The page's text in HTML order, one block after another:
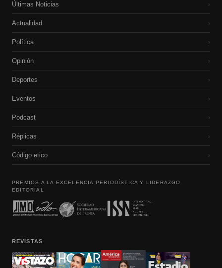
Últimas Noticias ›
Actualidad ›
Política ›
Opinión ›
Deportes ›
Eventos ›
Podcast ›
Réplicas ›
Código etico ›
PREMIOS A LA EXCELENCIA PERIODÍSTICA Y LIDERAZGO
EDITORIAL
REVISTAS